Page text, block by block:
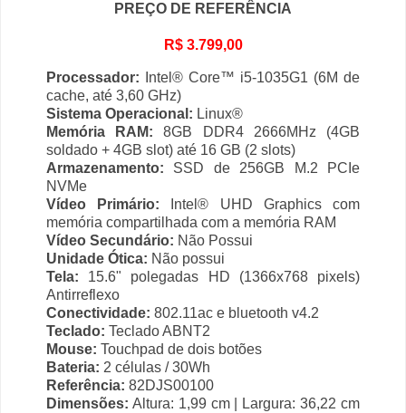
PREÇO DE REFERÊNCIA
R$ 3.799,00
Processador: Intel® Core™ i5-1035G1 (6M de
cache, até 3,60 GHz)
Sistema Operacional: Linux®
Memória RAM: 8GB DDR4 2666MHz (4GB
soldado + 4GB slot) até 16 GB (2 slots)
Armazenamento: SSD de 256GB M.2 PCIe
NVMe
Vídeo Primário: Intel® UHD Graphics com
memória compartilhada com a memória RAM
Vídeo Secundário: Não Possui
Unidade Ótica: Não possui
Tela: 15.6" polegadas HD (1366x768 pixels)
Antirreflexo
Conectividade: 802.11ac e bluetooth v4.2
Teclado: Teclado ABNT2
Mouse: Touchpad de dois botões
Bateria: 2 células / 30Wh
Referência: 82DJS00100
Dimensões: Altura: 1,99 cm | Largura: 36,22 cm